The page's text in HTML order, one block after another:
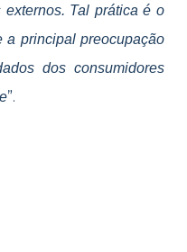
Tal prática é o
a principal preocupação
dos consumidores
”.